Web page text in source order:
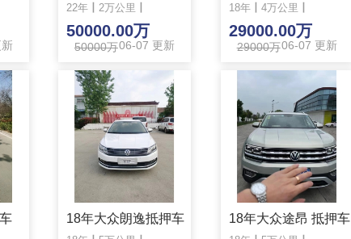
22年丨 2万公里
50000.00万
50000万06-07 更新
18年丨 4万公里
29000.00万
29000万06-07 更新
18年大众朗逸抵押车 18年大众途昂 抵押车